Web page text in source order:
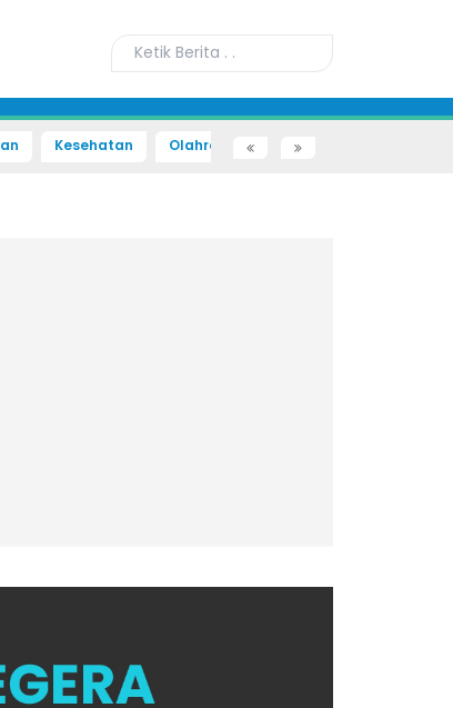
Kesehatan Olahraga Sains dan Teknologi